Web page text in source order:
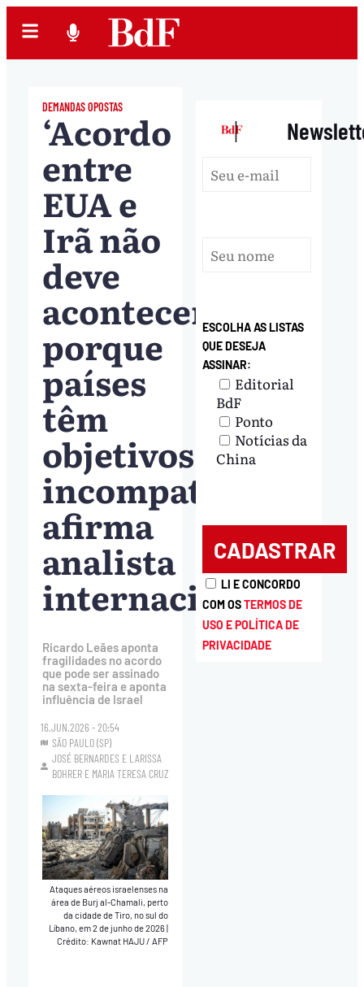
DEMANDAS OPOSTAS
‘Acordo
entre
EUA e
Irã não
deve
acontecer
porque
países
têm
objetivos
incompatíveis’,
afirma
analista
internacional
Ricardo Leães aponta
fragilidades no acordo
que pode ser assinado
na sexta-feira e aponta
influência de Israel
16.JUN.2026 - 20:54
SÃO PAULO (SP)
JOSÉ BERNARDES E LARISSA
BOHRER E MARIA TERESA CRUZ
Ataques aéreos israelenses na
área de Burj al-Chamali, perto
da cidade de Tiro, no sul do
Líbano, em 2 de junho de 2026|
Crédito: Kawnat HAJU / AFP
|
ESCOLHA AS LISTAS
QUE DESEJA
ASSINAR:
Editorial
BdF
Ponto
Notícias da
China
LI E CONCORDO
COM OSTERMOS DE
USO E POLÍTICA DE
PRIVACIDADE